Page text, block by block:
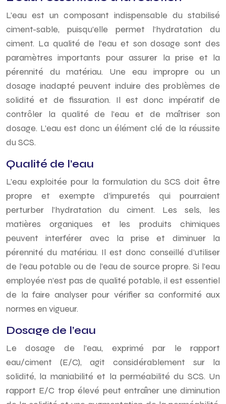
L’eau est un composant indispensable du stabilisé
ciment-sable, puisqu’elle permet l’hydratation du
ciment. La qualité de l’eau et son dosage sont des
paramètres importants pour assurer la prise et la
pérennité du matériau. Une eau impropre ou un
dosage inadapté peuvent induire des problèmes de
solidité et de fissuration. Il est donc impératif de
contrôler la qualité de l’eau et de maîtriser son
dosage. L’eau est donc un élément clé de la réussite
du SCS.
Qualité de l’eau
L’eau exploitée pour la formulation du SCS doit être
propre et exempte d’impuretés qui pourraient
perturber l’hydratation du ciment. Les sels, les
matières organiques et les produits chimiques
peuvent interférer avec la prise et diminuer la
pérennité du matériau. Il est donc conseillé d’utiliser
de l’eau potable ou de l’eau de source propre. Si l’eau
employée n’est pas de qualité potable, il est essentiel
de la faire analyser pour vérifier sa conformité aux
normes en vigueur.
Dosage de l’eau
Le dosage de l’eau, exprimé par le rapport
eau/ciment (E/C), agit considérablement sur la
solidité, la maniabilité et la perméabilité du SCS. Un
rapport E/C trop élevé peut entraîner une diminution